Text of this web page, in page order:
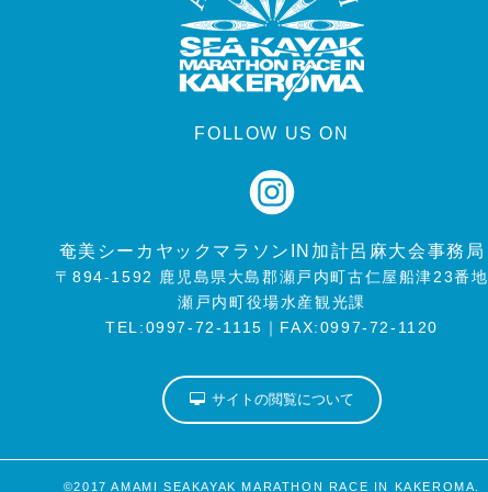
FOLLOW US ON
奄美シーカヤックマラソンIN加計呂麻大会事務局
〒894-1592 鹿児島県大島郡瀬戸内町古仁屋船津23番地
瀬戸内町役場水産観光課
TEL:0997-72-1115 ｜FAX:0997-72-1120
サイトの閲覧について
©2017 AMAMI SEAKAYAK MARATHON RACE IN KAKEROMA.